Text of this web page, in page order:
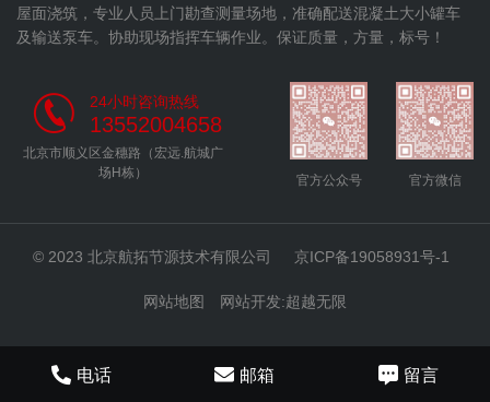
屋面浇筑，专业人员上门勘查测量场地，准确配送混凝土大小罐车
及输送泵车。协助现场指挥车辆作业。保证质量，方量，标号！
24小时咨询热线
13552004658
北京市顺义区金穗路（宏远.航城广
场H栋）
官方公众号 官方微信
© 2023 北京航拓节源技术有限公司 京ICP备19058931号-1
网站地图 网站开发:超越无限
电话 邮箱 留言